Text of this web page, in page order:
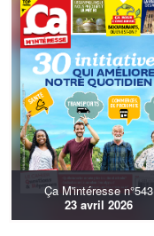
Ça M'intéresse n°543
23 avril 2026